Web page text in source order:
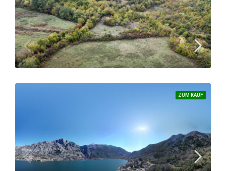
Immobilie an einer der höchsten Lagen in Ulcinj
389.000 €
3000
Sehr schönes Grundstück – eine große ebene Fläche am Stück
GRUNDSTÜCK
ZUM KAUF